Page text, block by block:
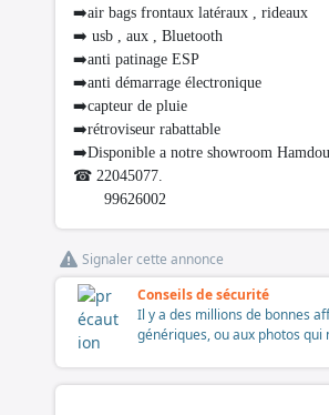
➡️air bags frontaux latéraux , rideaux
➡️ usb , aux , Bluetooth
➡️anti patinage ESP
➡️anti démarrage électronique
➡️capteur de pluie
➡️rétroviseur rabattable
➡️Disponible a notre showroom
☎ 22045077.
99626002
Signaler cette annonce
Conseils de sécurité
Il y a des millions de bonnes
génériques, ou aux photos